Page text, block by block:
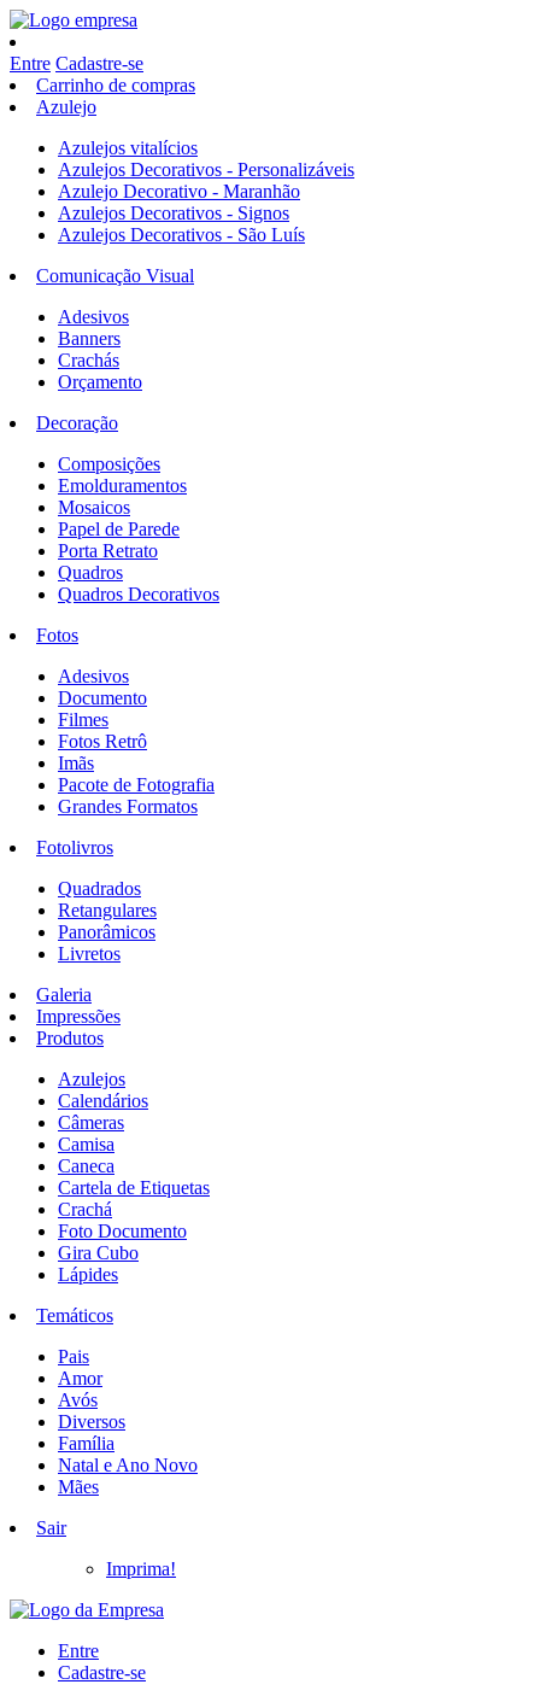
Entre Cadastre-se
Carrinho de compras
Azulejo
Azulejos vitalícios
Azulejos Decorativos - Personalizáveis
Azulejo Decorativo - Maranhão
Azulejos Decorativos - Signos
Azulejos Decorativos - São Luís
Comunicação Visual
Adesivos
Banners
Crachás
Orçamento
Decoração
Composições
Emolduramentos
Mosaicos
Papel de Parede
Porta Retrato
Quadros
Quadros Decorativos
Fotos
Adesivos
Documento
Filmes
Fotos Retrô
Imãs
Pacote de Fotografia
Grandes Formatos
Fotolivros
Quadrados
Retangulares
Panorâmicos
Livretos
Galeria
Impressões
Produtos
Azulejos
Calendários
Câmeras
Camisa
Caneca
Cartela de Etiquetas
Crachá
Foto Documento
Gira Cubo
Lápides
Temáticos
Pais
Amor
Avós
Diversos
Família
Natal e Ano Novo
Mães
Sair
Imprima!
Entre
Cadastre-se